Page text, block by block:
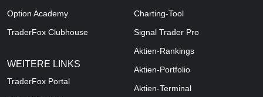
Option Academy
TraderFox Clubhouse
WEITERE LINKS
TraderFox Portal
Charting-Tool
Signal Trader Pro
Aktien-Rankings
Aktien-Portfolio
Aktien-Terminal